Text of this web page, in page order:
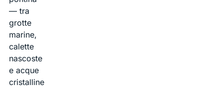
— tra
grotte
marine,
calette
nascoste
e acque
cristalline